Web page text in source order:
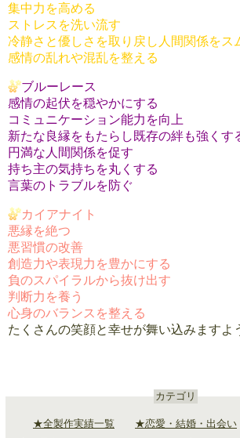
集中力を高める
ストレスを洗い流す
冷静さと優しさを取り戻し人間関係をス
感情の乱れや混乱を整える
ブルーレース
感情の起伏を穏やかにする
コミュニケーション能力を向上
新たな良縁をもたらし既存の絆も強くす
円満な人間関係を促す
持ち主の気持ちを丸くする
言葉のトラブルを防ぐ
カイアナイト
悪縁を絶つ
悪習慣の改善
創造力や表現力を豊かにする
負のスパイラルから抜け出す
判断力を養う
心身のバランスを整える
たくさんの笑顔と幸せが舞い込みますよ
カテゴリ
★全製作実績一覧 ★恋愛・結婚・出会い